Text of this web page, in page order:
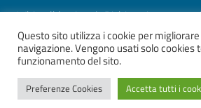
Sezione Link Utili
Whistelblowing | Dichiarazione
grafico ItaliaWP2 | Basato sul
AgID
ver. 2
Questo sito utilizza i cookie per
navigazione. Vengono usati solo cookies
funzionamento del sito.
Preferenze Cookies Accetta tutti i